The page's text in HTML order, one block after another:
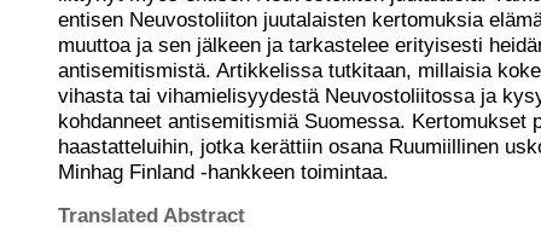
entisen Neuvostoliiton juutalaisten kertomuksia
muuttoa ja sen jälkeen ja tarkastelee erityisesti
antisemitismistä. Artikkelissa tutkitaan, millaisia
vihasta tai vihamielisyydestä Neuvostoliitossa ja
kohdanneet antisemitismiä Suomessa. Kertomukset
haastatteluihin, jotka kerättiin osana Ruumiillinen
Minhag Finland -hankkeen toimintaa.
Translated Abstract